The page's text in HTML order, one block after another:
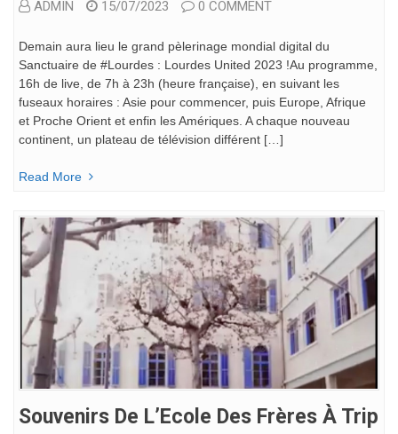
ADMIN 15/07/2023 0 COMMENT
Demain aura lieu le grand pèlerinage mondial digital du
Sanctuaire de #Lourdes : Lourdes United 2023 !Au programme,
16h de live, de 7h à 23h (heure française), en suivant les
fuseaux horaires : Asie pour commencer, puis Europe, Afrique
et Proche Orient et enfin les Amériques. A chaque nouveau
continent, un plateau de télévision différent […]
Read More
Souvenirs De L’Ecole Des Frères À Trip